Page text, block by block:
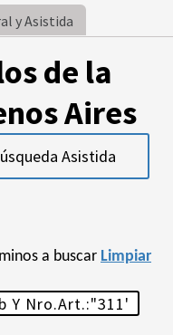
y Asistida
de la
Aires
Asistida
a buscar Limpiar